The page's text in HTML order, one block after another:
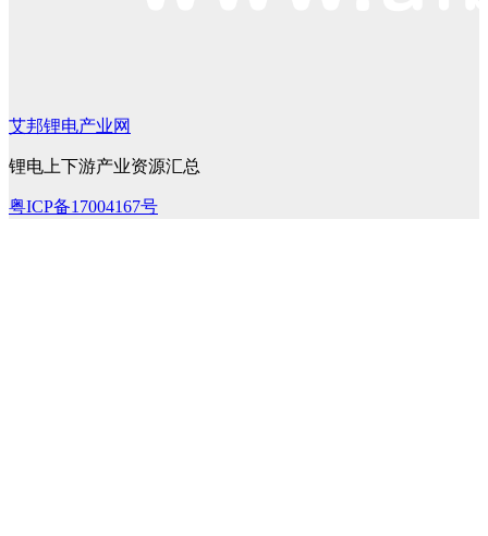
艾邦锂电产业网
锂电上下游产业资源汇总
粤ICP备17004167号